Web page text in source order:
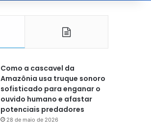
Como a cascavel da
Amazônia usa truque sonoro
sofisticado para enganar o
ouvido humano e afastar
potenciais predadores
28 de maio de 2026